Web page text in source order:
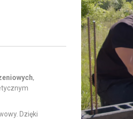
,
Dzięki